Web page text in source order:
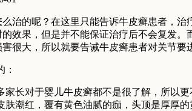
的呢？在这里只能告诉牛皮癣患者，治
的效果，但是并不能保证治疗后不会复发
很大，所以就要告诫牛皮癣患者对关节要
对于婴儿牛皮癣都不是很了解，所以更
肤潮红，覆有黄色油腻的痂，头顶是厚厚